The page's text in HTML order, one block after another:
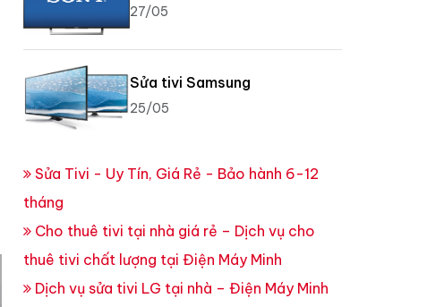
27/05
Sửa tivi Samsung
25/05
Sửa Tivi - Uy Tín, Giá Rẻ - Bảo hành 6-12
tháng
Cho thuê tivi tại nhà giá rẻ – Dịch vụ cho
thuê tivi chất lượng tại Điện Máy Minh
Dịch vụ sửa tivi LG tại nhà – Điện Máy Minh